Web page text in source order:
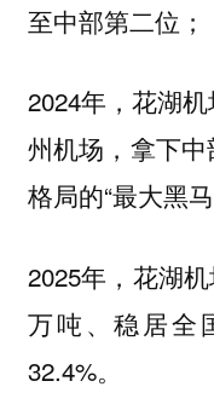
至中部第二位；
2024年，花湖
州机场，拿下
格局的“最大黑马
2025年，花湖
万吨、稳居全
32.4%。